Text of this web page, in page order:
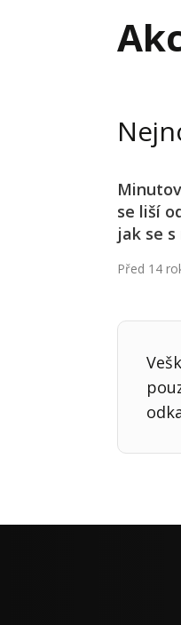
Interim
Krizové
se liší
jak se
Před 14